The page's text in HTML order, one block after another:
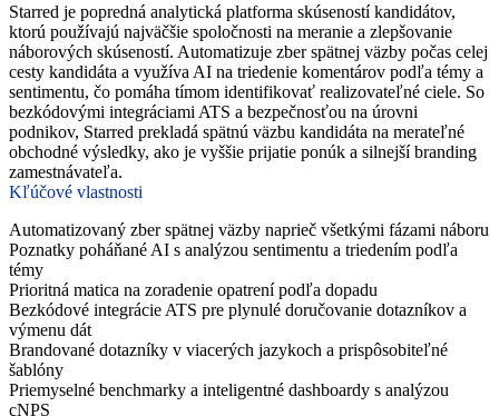
Starred je popredná analytická platforma skúseností kandidátov,
ktorú používajú najväčšie spoločnosti na meranie a zlepšovanie
náborových skúseností. Automatizuje zber spätnej väzby počas celej
cesty kandidáta a využíva AI na triedenie komentárov podľa témy a
sentimentu, čo pomáha tímom identifikovať realizovateľné ciele. So
bezkódovými integráciami ATS a bezpečnosťou na úrovni
podnikov, Starred prekladá spätnú väzbu kandidáta na merateľné
obchodné výsledky, ako je vyššie prijatie ponúk a silnejší branding
zamestnávateľa.
Kľúčové vlastnosti
Automatizovaný zber spätnej väzby naprieč všetkými fázami náboru
Poznatky poháňané AI s analýzou sentimentu a triedením podľa
témy
Prioritná matica na zoradenie opatrení podľa dopadu
Bezkódové integrácie ATS pre plynulé doručovanie dotazníkov a
výmenu dát
Brandované dotazníky v viacerých jazykoch a prispôsobiteľné
šablóny
Priemyselné benchmarky a inteligentné dashboardy s analýzou
cNPS